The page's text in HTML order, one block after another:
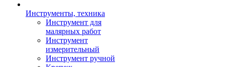
Инструменты, техника
Инструмент для
малярных работ
Инструмент
измерительный
Инструмент ручной